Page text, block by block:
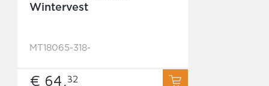
Wintervest
MT18065-318-
€ 64,32